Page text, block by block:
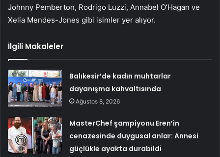
Johnny Pemberton, Rodrigo Luzzi, Annabel O’Hagan ve
Xelia Mendes-Jones gibi isimler yer alıyor.
İlgili Makaleler
Balıkesir’de kadın muhtarlar
dayanışma kahvaltısında
Ağustos 8, 2026
MasterChef şampiyonu Eren’in
cenazesinde duygusal anlar: Annesi
güçlükle ayakta durabildi